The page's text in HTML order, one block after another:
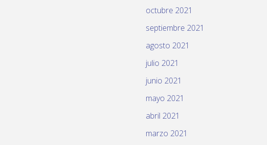
octubre 2021
septiembre 2021
agosto 2021
julio 2021
junio 2021
mayo 2021
abril 2021
marzo 2021